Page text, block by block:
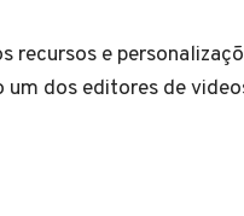
recursos e
um dos editores de